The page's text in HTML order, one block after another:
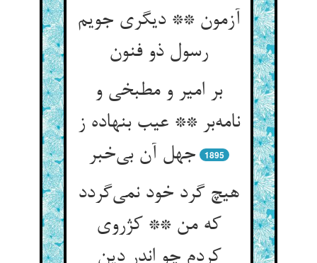
آزمون ** دیگری جویم
رسول ذو فنون
بر امیر و مطبخی و
نامه‌بر ** عیب بنهاده ز
جهل آن بی‌خبر
1895
هیچ گرد خود نمی‌گردد
که من ** کژروی
کردم چو اندر دین